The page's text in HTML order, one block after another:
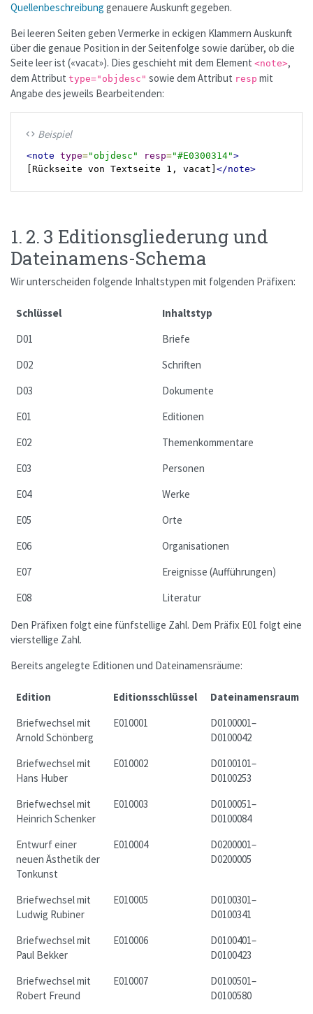
Quellenbeschreibung genauere Auskunft gegeben.
Bei leeren Seiten geben Vermerke in eckigen Klammern Auskunft
über die genaue Position in der Seitenfolge sowie darüber, ob die
Seite leer ist («vacat»). Dies geschieht mit dem Element <note>,
dem Attribut type="objdesc" sowie dem Attribut resp mit
Angabe des jeweils Bearbeitenden:
code Beispiel
<note type="objdesc" resp="#E0300314">
[Rückseite von Textseite 1, vacat] </note>
1. 2. 3 Editionsgliederung und
Dateinamens-Schema
Wir unterscheiden folgende Inhaltstypen mit folgenden Präfixen:
Schlüssel
Inhaltstyp
D01
Briefe
D02
Schriften
D03
Dokumente
E01
Editionen
E02
Themenkommentare
E03
Personen
E04
Werke
E05
Orte
E06
Organisationen
E07
Ereignisse (Aufführungen)
E08
Literatur
Den Präfixen folgt eine fünfstellige Zahl. Dem Präfix E01 folgt eine
vierstellige Zahl.
Bereits angelegte Editionen und Dateinamensräume:
Edition Editionsschlüssel
Dateinamensraum
Briefwechsel mit
Arnold Schönberg
E010001
D0100001–
D0100042
Briefwechsel mit
Hans Huber
E010002
D0100101–
D0100253
Briefwechsel mit
Heinrich Schenker
E010003
D0100051–
D0100084
Entwurf einer
neuen Ästhetik der
Tonkunst
E010004
D0200001–
D0200005
Briefwechsel mit
Ludwig Rubiner
E010005
D0100301–
D0100341
Briefwechsel mit
Paul Bekker
E010006
D0100401–
D0100423
Briefwechsel mit
Robert Freund
E010007
D0100501–
D0100580